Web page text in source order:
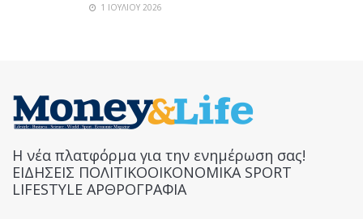
1 ΙΟΥΛΊΟΥ 2026
Η νέα πλατφόρμα για την ενημέρωση σας!
ΕΙΔΗΣΕΙΣ ΠΟΛΙΤΙΚΟΟΙΚΟΝΟΜΙΚΑ SPORT
LIFESTYLE ΑΡΘΡΟΓΡΑΦΙΑ